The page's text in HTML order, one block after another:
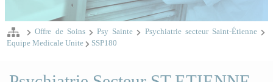
Offre de Soins Psy Sainte
Psychiatrie secteur Saint-Étienne
Equipe Medicale Unite
SSP180